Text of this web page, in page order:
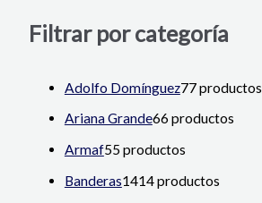
Filtrar por categoría
Adolfo Domínguez77 productos
Ariana Grande66 productos
Armaf55 productos
Banderas1414 productos